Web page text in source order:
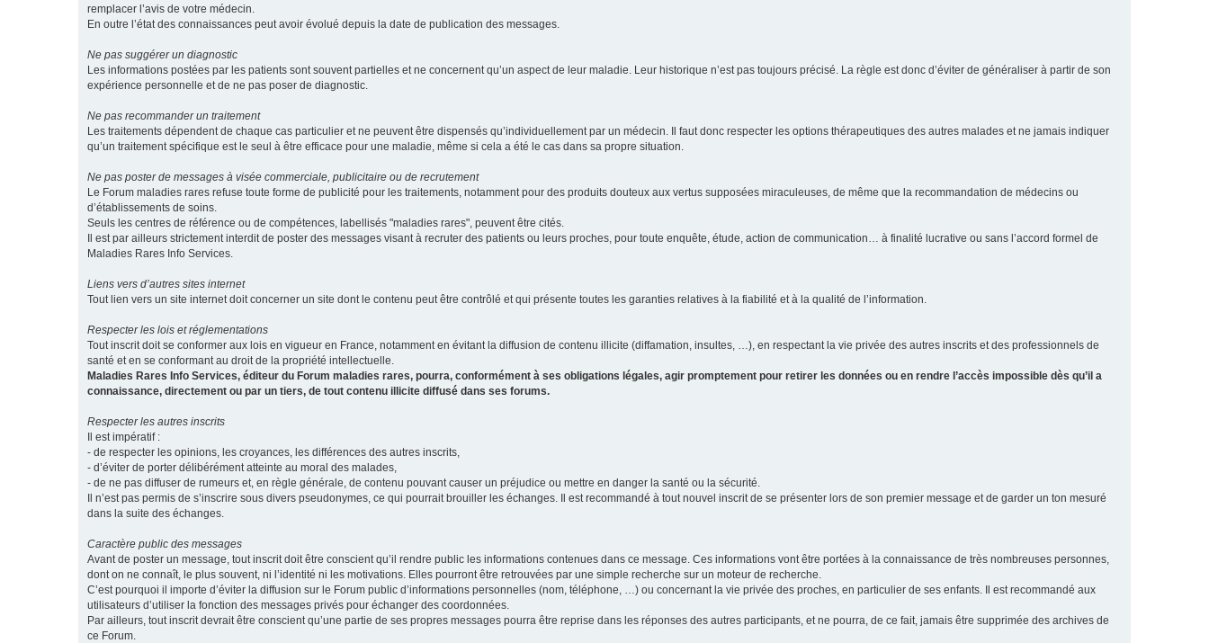
remplacer l’avis de votre médecin.
En outre l’état des connaissances peut avoir évolué depuis la date de publication des messages.
Ne pas suggérer un diagnostic
Les informations postées par les patients sont souvent partielles et ne concernent qu’un aspect de leur maladie. Leur historique n’est pas toujours précisé. La règle est donc d’éviter de généraliser à partir de son
expérience personnelle et de ne pas poser de diagnostic.
Ne pas recommander un traitement
Les traitements dépendent de chaque cas particulier et ne peuvent être dispensés qu’individuellement par un médecin. Il faut donc respecter les options thérapeutiques des autres malades et ne jamais indiquer
qu’un traitement spécifique est le seul à être efficace pour une maladie, même si cela a été le cas dans sa propre situation.
Ne pas poster de messages à visée commerciale, publicitaire ou de recrutement
Le Forum maladies rares refuse toute forme de publicité pour les traitements, notamment pour des produits douteux aux vertus supposées miraculeuses, de même que la recommandation de médecins ou
d’établissements de soins.
Seuls les centres de référence ou de compétences, labellisés "maladies rares", peuvent être cités.
Il est par ailleurs strictement interdit de poster des messages visant à recruter des patients ou leurs proches, pour toute enquête, étude, action de communication… à finalité lucrative ou sans l’accord formel de
Maladies Rares Info Services.
Liens vers d’autres sites internet
Tout lien vers un site internet doit concerner un site dont le contenu peut être contrôlé et qui présente toutes les garanties relatives à la fiabilité et à la qualité de l’information.
Respecter les lois et réglementations
Tout inscrit doit se conformer aux lois en vigueur en France, notamment en évitant la diffusion de contenu illicite (diffamation, insultes, …), en respectant la vie privée des autres inscrits et des professionnels de
santé et en se conformant au droit de la propriété intellectuelle.
Maladies Rares Info Services, éditeur du Forum maladies rares, pourra, conformément à ses obligations légales, agir promptement pour retirer les données ou en rendre l’accès impossible dès qu’il a
connaissance, directement ou par un tiers, de tout contenu illicite diffusé dans ses forums.
Respecter les autres inscrits
Il est impératif :
- de respecter les opinions, les croyances, les différences des autres inscrits,
- d’éviter de porter délibérément atteinte au moral des malades,
- de ne pas diffuser de rumeurs et, en règle générale, de contenu pouvant causer un préjudice ou mettre en danger la santé ou la sécurité.
Il n’est pas permis de s’inscrire sous divers pseudonymes, ce qui pourrait brouiller les échanges. Il est recommandé à tout nouvel inscrit de se présenter lors de son premier message et de garder un ton mesuré
dans la suite des échanges.
Caractère public des messages
Avant de poster un message, tout inscrit doit être conscient qu’il rendre public les informations contenues dans ce message. Ces informations vont être portées à la connaissance de très nombreuses personnes,
dont on ne connaît, le plus souvent, ni l’identité ni les motivations. Elles pourront être retrouvées par une simple recherche sur un moteur de recherche.
C’est pourquoi il importe d’éviter la diffusion sur le Forum public d’informations personnelles (nom, téléphone, …) ou concernant la vie privée des proches, en particulier de ses enfants. Il est recommandé aux
utilisateurs d’utiliser la fonction des messages privés pour échanger des coordonnées.
Par ailleurs, tout inscrit devrait être conscient qu’une partie de ses propres messages pourra être reprise dans les réponses des autres participants, et ne pourra, de ce fait, jamais être supprimée des archives de
ce Forum.